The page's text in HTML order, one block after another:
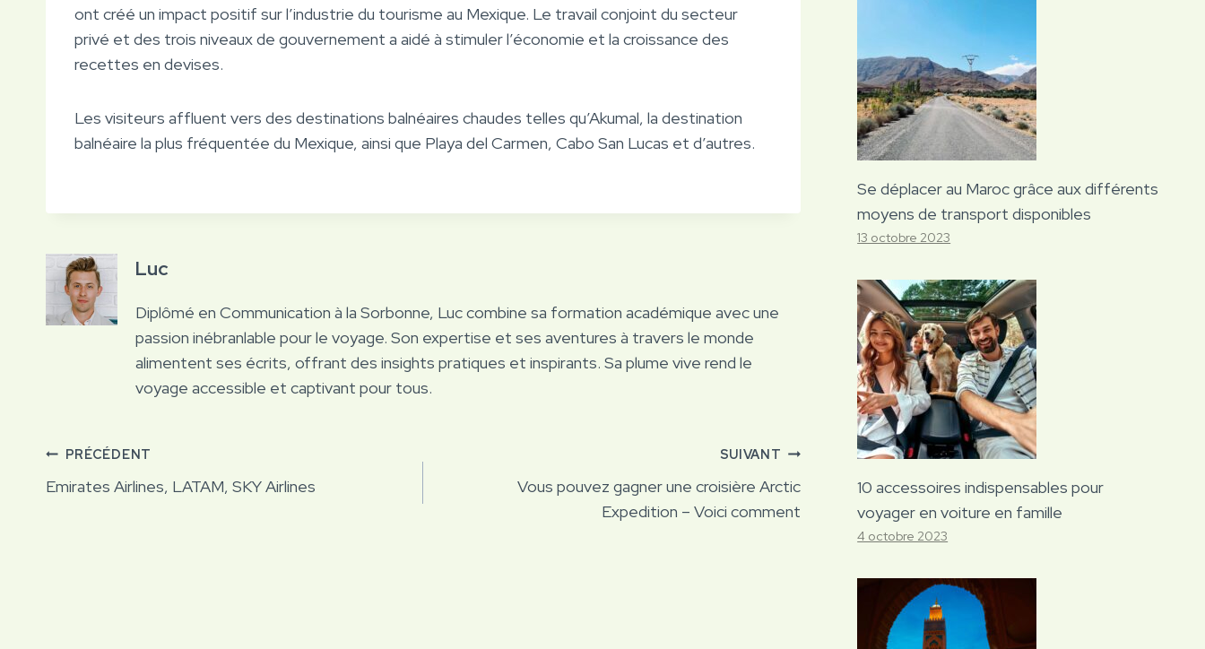
ont créé un impact positif sur l’industrie du tourisme au Mexique. Le travail conjoint du secteur
privé et des trois niveaux de gouvernement a aidé à stimuler l’économie et la croissance des
recettes en devises.
Les visiteurs affluent vers des destinations balnéaires chaudes telles qu’Akumal, la destination
balnéaire la plus fréquentée du Mexique, ainsi que Playa del Carmen, Cabo San Lucas et d’autres.
Luc
Diplômé en Communication à la Sorbonne, Luc combine sa formation académique avec une
passion inébranlable pour le voyage. Son expertise et ses aventures à travers le monde
alimentent ses écrits, offrant des insights pratiques et inspirants. Sa plume vive rend le
voyage accessible et captivant pour tous.
Navigation
PRÉCÉDENT
Emirates Airlines, LATAM, SKY Airlines
SUIVANT
Vous pouvez gagner une croisière Arctic
Expedition – Voici comment
Se déplacer au Maroc grâce aux différents
moyens de transport disponibles
13 octobre 2023
10 accessoires indispensables pour
voyager en voiture en famille
4 octobre 2023